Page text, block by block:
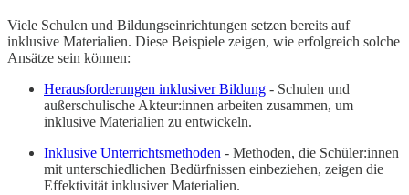
Viele Schulen und Bildungseinrichtungen setzen bereits auf
inklusive Materialien. Diese Beispiele zeigen, wie erfolgreich solche
Ansätze sein können:
Herausforderungen inklusiver Bildung - Schulen und
außerschulische Akteur:innen arbeiten zusammen, um
inklusive Materialien zu entwickeln.
Inklusive Unterrichtsmethoden - Methoden, die Schüler:innen
mit unterschiedlichen Bedürfnissen einbeziehen, zeigen die
Effektivität inklusiver Materialien.